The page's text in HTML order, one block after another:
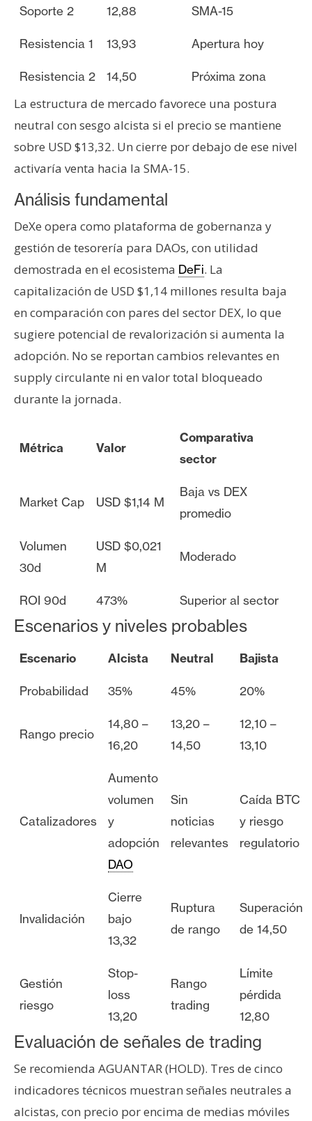
Soporte 2 12,88 SMA-15
Resistencia 1 13,93 Apertura hoy
Resistencia 2 14,50 Próxima zona
La estructura de mercado favorece una postura
neutral con sesgo alcista si el precio se mantiene
sobre USD $13,32. Un cierre por debajo de ese nivel
activaría venta hacia la SMA-15.
Análisis fundamental
DeXe opera como plataforma de gobernanza y
gestión de tesorería para DAOs, con utilidad
demostrada en el ecosistema DeFi. La
capitalización de USD $1,14 millones resulta baja
en comparación con pares del sector DEX, lo que
sugiere potencial de revalorización si aumenta la
adopción. No se reportan cambios relevantes en
supply circulante ni en valor total bloqueado
durante la jornada.
Métrica Valor
Comparativa
sector
Market Cap USD $1,14 M
Baja vs DEX
promedio
Volumen
30d
USD $0,021
M
Moderado
ROI 90d 473% Superior al sector
Escenarios y niveles probables
Escenario Alcista Neutral Bajista
Probabilidad 35% 45% 20%
Rango precio
14,80 –
16,20
13,20 –
14,50
12,10 –
13,10
Catalizadores
Aumento
volumen
y
adopción
DAO
Sin
noticias
relevantes
Caída BTC
y riesgo
regulatorio
Invalidación
Cierre
bajo
13,32
Ruptura
de rango
Superación
de 14,50
Gestión
riesgo
Stop-
loss
13,20
Rango
trading
Límite
pérdida
12,80
Evaluación de señales de trading
Se recomienda AGUANTAR (HOLD). Tres de cinco
indicadores técnicos muestran señales neutrales a
alcistas, con precio por encima de medias móviles